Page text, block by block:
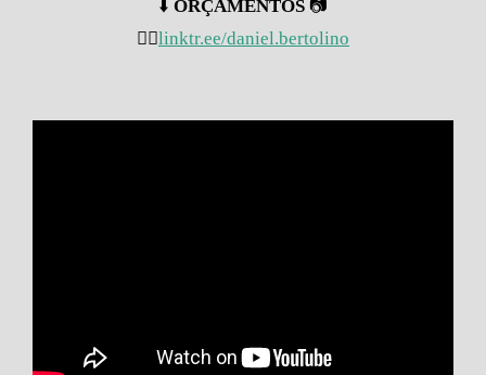
⬇️ ORÇAMENTOS 📷
👇🏽linktr.ee/daniel.bertolino